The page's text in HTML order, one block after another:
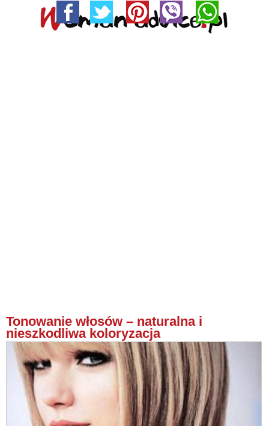
Tonowanie włosów – naturalna i
nieszkodliwa koloryzacja